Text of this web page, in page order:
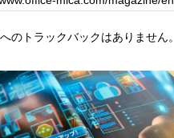
のトラックバックはありません。